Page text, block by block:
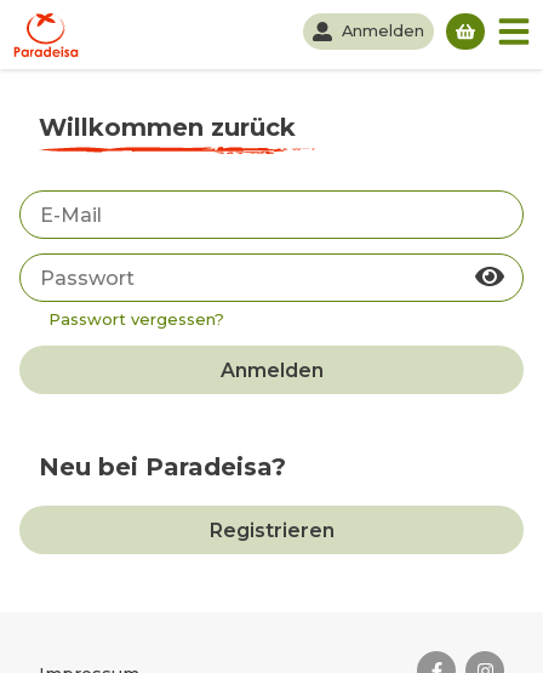
Anmelden
Willkommen zurück
Passwort vergessen?
Anmelden
Neu bei Paradeisa?
Registrieren
Rechtliches